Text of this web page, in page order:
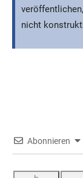
nicht
Abonnieren